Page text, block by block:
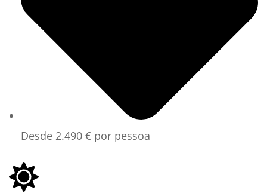
Desde 2.490 € por pessoa